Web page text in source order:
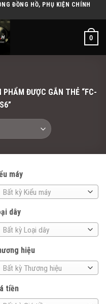
ĐỒNG HỒ, PHỤ KIỆN CHÍNH
0
PHẨM ĐƯỢC GẮN THẺ “FC-
máy
Bất kỳ Kiểu máy
dây
Bất kỳ Loại dây
hiệu
Bất kỳ Thương hiệu
tiền